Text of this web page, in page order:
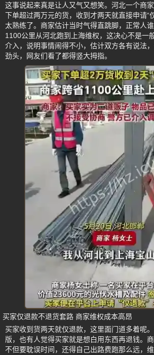
这事说起来真是让人又气又想笑。河北一个商
下单超过两万元的货，收到才两天就直接申请“
太熟练了。商家估计当时气得直跳脚，正常人
1100公里从河北跑到上海维权，这决心不是一
介入，说明事情闹得不小，估计双方各有说法
劲头，网友们看了都得竖大拇指。
买家仅退款不退货套路 商家维权成本高昂
买家收到货两天就仅退款，这里面门道多着呢
版，也有人觉得买家就是想白用东西再退钱。商
不但要耽误时间，还得自己出路费跑那么远，